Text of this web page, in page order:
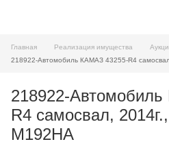
Главная Реализация имущества
218922-
R4 самосвал,
М192НА